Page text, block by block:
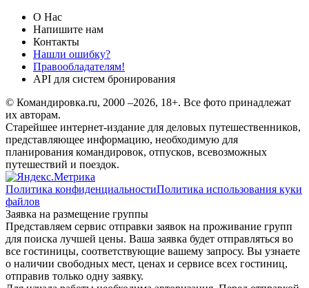
О Нас
Напишите нам
Контакты
Нашли ошибку?
Правообладателям!
API для систем бронирования
© Командировка.ru, 2000 –2026, 18+. Все фото принадлежат
их авторам.
Старейшее интернет-издание для деловых путешественников,
представляющее информацию, необходимую для
планирования командировок, отпусков, всевозможных
путешествий и поездок.
Политика конфиденциальностиПолитика использования куки
файлов
Заявка на размещение группы
Представляем сервис отправки заявок на проживание групп
для поиска лучшей цены. Ваша заявка будет отправляться во
все гостиницы, соответствующие вашему запросу. Вы узнаете
о наличии свободных мест, ценах и сервисе всех гостиниц,
отправив только одну заявку.